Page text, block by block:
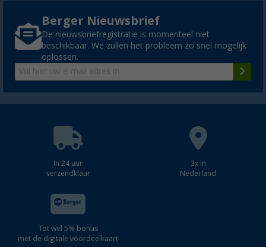
Berger Nieuwsbrief
De nieuwsbriefregistratie is momenteel niet
beschikbaar. We zullen het probleem zo snel mogelijk
oplossen.
In 24 uur
verzendklaar
3x in
Nederland
Tot wel 5% bonus
met de digitale voordeelkaart